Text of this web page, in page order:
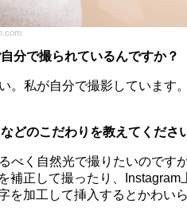
分で撮られているんですか？
い。私が自分で撮影しています
どのこだわりを教えてくださ
るべく自然光で撮りたいのです
補正して撮ったり、
を加工して挿入するとかわい